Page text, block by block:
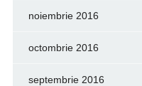
noiembrie 2016
octombrie 2016
septembrie 2016